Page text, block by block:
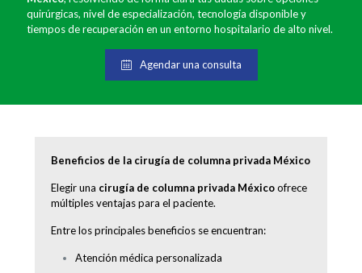
quirúrgicas, nivel de especialización, tecnología disponible y
tiempos de recuperación en un entorno hospitalario de alto nivel.
Agendar una consulta
Beneficios de la cirugía de columna privada México
Elegir una cirugía de columna privada Méxicoofrece
múltiples ventajas para el paciente.
Entre los principales beneficios se encuentran:
Atención médica personalizada